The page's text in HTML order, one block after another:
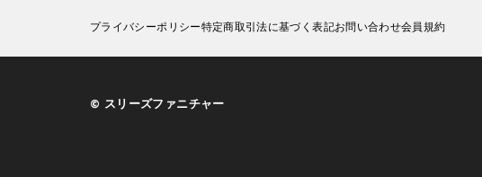
プライバシーポリシー特定商取引法に基づく表記お問い合わせ会員規約
©︎ スリーズファニチャー